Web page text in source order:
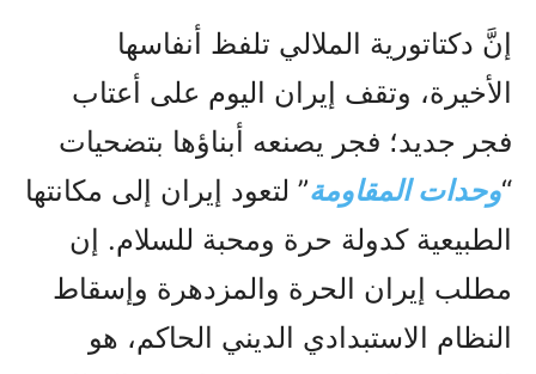
إنَّ دكتاتورية الملالي تلفظ أنفاسها
الأخيرة، وتقف إيران اليوم على أعتاب
فجر جديد؛ فجر يصنعه أبناؤها بتضحيات
“وحدات المقاومة” لتعود إيران إلى مكانتها
الطبيعية كدولة حرة ومحبة للسلام. إن
مطلب إيران الحرة والمزدهرة وإسقاط
النظام الاستبدادي الديني الحاكم، هو